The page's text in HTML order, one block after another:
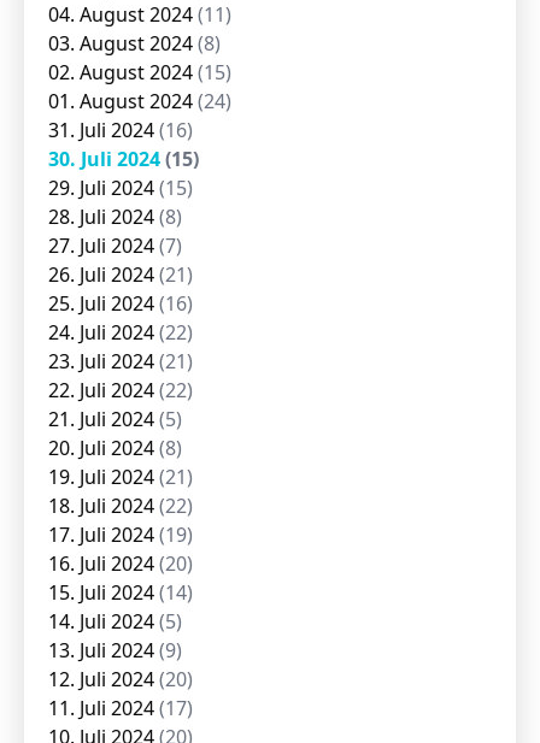
04. August 2024(11)
03. August 2024(8)
02. August 2024(15)
01. August 2024(24)
31. Juli 2024(16)
30. Juli 2024(15)
29. Juli 2024(15)
28. Juli 2024(8)
27. Juli 2024(7)
26. Juli 2024(21)
25. Juli 2024(16)
24. Juli 2024(22)
23. Juli 2024(21)
22. Juli 2024(22)
21. Juli 2024(5)
20. Juli 2024(8)
19. Juli 2024(21)
18. Juli 2024(22)
17. Juli 2024(19)
16. Juli 2024(20)
15. Juli 2024(14)
14. Juli 2024(5)
13. Juli 2024(9)
12. Juli 2024(20)
11. Juli 2024(17)
10. Juli 2024(20)